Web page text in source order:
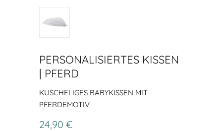
PERSONALISIERTES KISSEN
| PFERD
KUSCHELIGES BABYKISSEN MIT
PFERDEMOTIV
24,90 €